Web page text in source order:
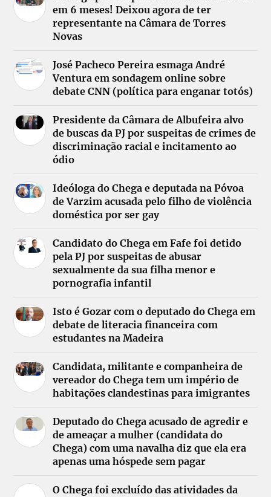
em 6 meses! Deixou agora de ter
representante na Câmara de Torres
Novas
José Pacheco Pereira esmaga André
Ventura em sondagem online sobre
debate CNN (política para enganar totós)
Presidente da Câmara de Albufeira alvo
de buscas da PJ por suspeitas de crimes de
discriminação racial e incitamento ao
ódio
Ideóloga do Chega e deputada na Póvoa
de Varzim acusada pelo filho de violência
doméstica por ser gay
Candidato do Chega em Fafe foi detido
pela PJ por suspeitas de abusar
sexualmente da sua filha menor e
pornografia infantil
Isto é Gozar com o deputado do Chega em
debate de literacia financeira com
estudantes na Madeira
Candidata, militante e companheira de
vereador do Chega tem um império de
habitações clandestinas para imigrantes
Deputado do Chega acusado de agredir e
de ameaçar a mulher (candidata do
Chega) com uma navalha diz que ela era
apenas uma hóspede sem pagar
O Chega foi excluído das atividades da